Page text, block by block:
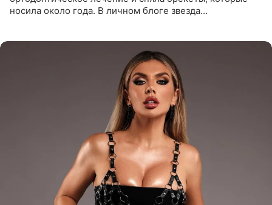
носила около года. В личном блоге звезда